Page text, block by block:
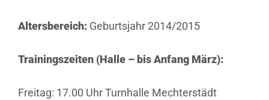
Altersbereich:Geburtsjahr 2014/2015
Trainingszeiten (Halle – bis Anfang März):
Freitag: 17.00 Uhr Turnhalle Mechterstädt